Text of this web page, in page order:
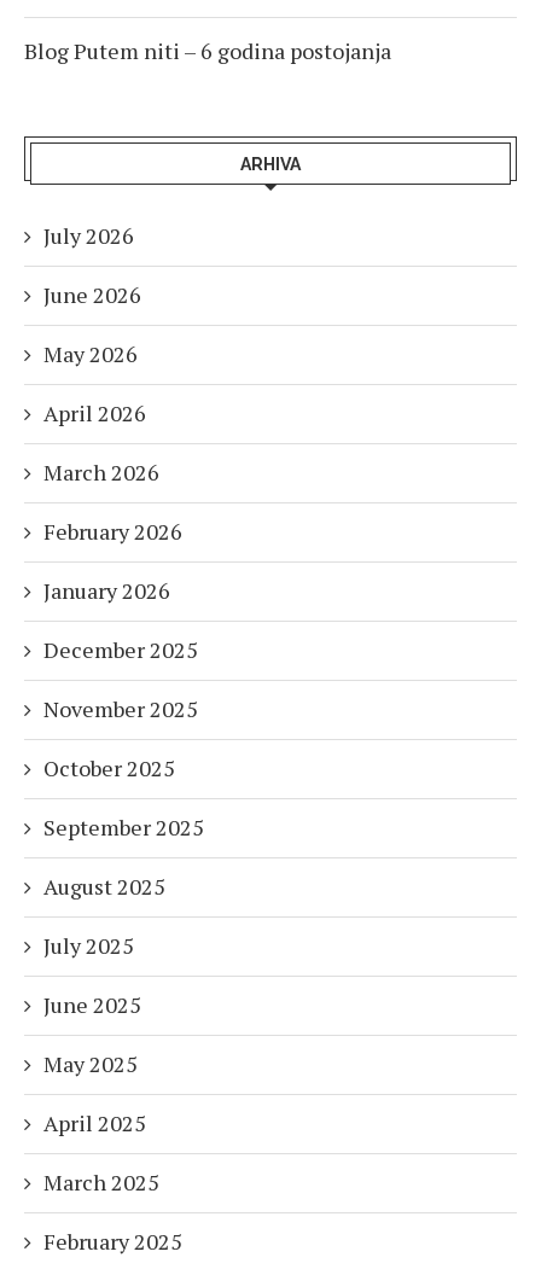
Blog Putem niti – 6 godina postojanja
ARHIVA
July 2026
June 2026
May 2026
April 2026
March 2026
February 2026
January 2026
December 2025
November 2025
October 2025
September 2025
August 2025
July 2025
June 2025
May 2025
April 2025
March 2025
February 2025